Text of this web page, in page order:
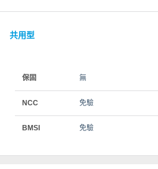
共用型
保固 無
NCC 免驗
BMSI 免驗